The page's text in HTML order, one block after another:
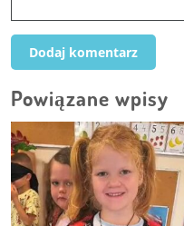
Powiązane wpisy